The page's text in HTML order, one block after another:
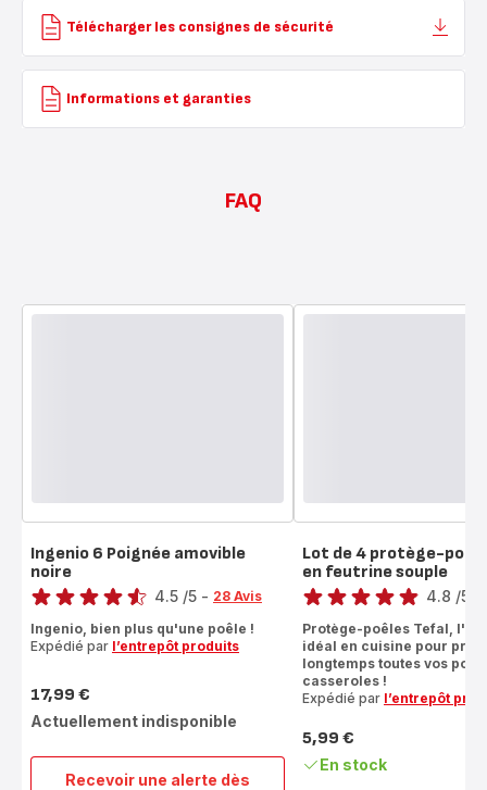
Télécharger les consignes de sécurité
Informations et garanties
FAQ
Recevoir une alerte dès
Ingenio 6 Poignée amovible
noire
Note
4.5 /5 - 28 Avis
Ingenio, bien plus qu'une poêle !
Expédié par l’entrepôt produits
Prix
17,99 €
Actuellement indisponible
Lot de 4 protège-
en feutrine souple
Note
4.8 /5
Protège-poêles Tefal,
idéal en cuisine pour
longtemps toutes vos
casseroles !
Expédié par l’entrepôt
Prix
5,99 €
En stock